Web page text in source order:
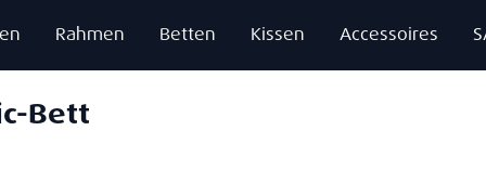
Rahmen Betten Kissen Accessoires
Bett